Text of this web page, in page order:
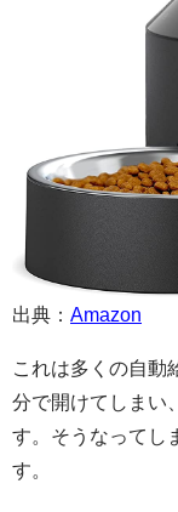
出典： Amazon
これは多くの自動
分で開けてしまい
す。そうなってし
す。